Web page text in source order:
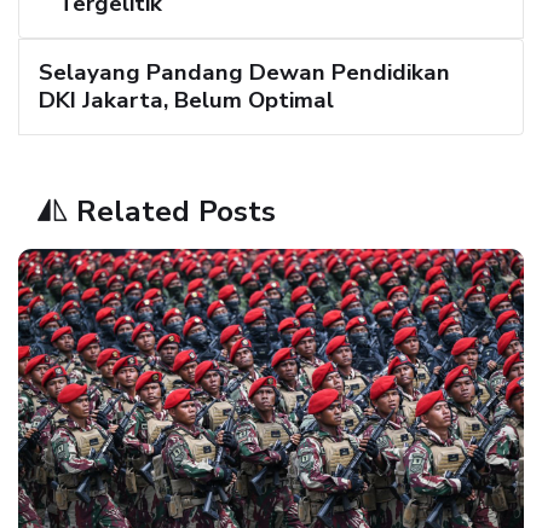
Selayang Pandang Dewan Pendidikan
DKI Jakarta, Belum Optimal
Related Posts